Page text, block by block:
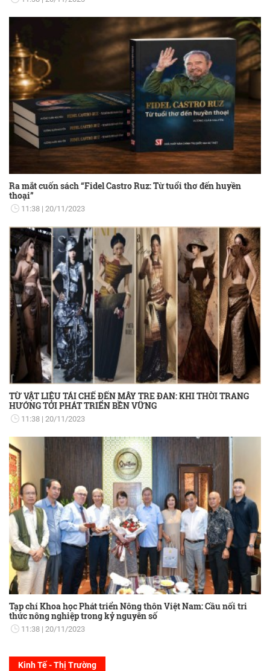
Ra mắt cuốn sách “Fidel Castro Ruz: Từ tuổi thơ đến huyền
thoại”
11:38 20/11/2023
TỪ VẬT LIỆU TÁI CHẾ ĐẾN MÂY TRE ĐAN: KHI THỜI TRANG
HƯỚNG TỚI PHÁT TRIỂN BỀN VỮNG
11:38 20/11/2023
Tạp chí Khoa học Phát triển Nông thôn Việt Nam: Cầu nối tri
thức nông nghiệp trong kỷ nguyên số
11:38 20/11/2023
Kinh Tế - Thị Trường